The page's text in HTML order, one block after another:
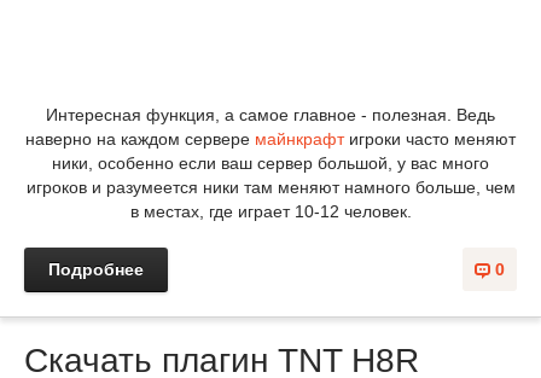
Интересная функция, а самое главное - полезная. Ведь
наверно на каждом сервере майнкрафтигроки часто меняют
ники, особенно если ваш сервер большой, у вас много
игроков и разумеется ники там меняют намного больше, чем
в местах, где играет 10-12 человек.
0
Подробнее
Скачать плагин TNT H8R